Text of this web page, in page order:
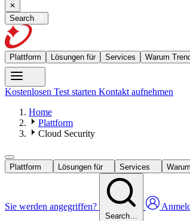
Search
Plattform Lösungen für Services Warum
Kostenlosen Test starten Kontakt aufnehmen
Home
Plattform
Cloud Security
Plattform Lösungen für Services
Sie werden angegriffen?
Search…